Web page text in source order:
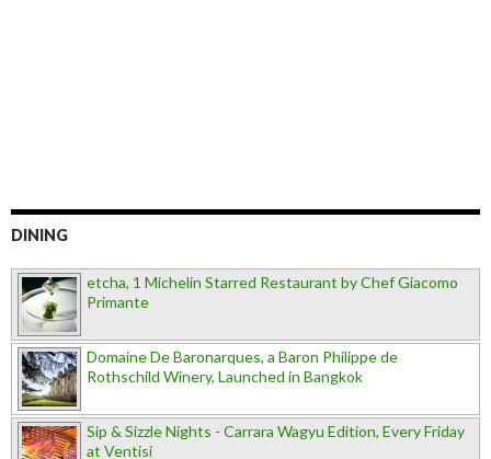
DINING
etcha, 1 Michelin Starred Restaurant by Chef Giacomo
Primante
Domaine De Baronarques, a Baron Philippe de
Rothschild Winery, Launched in Bangkok
Sip & Sizzle Nights - Carrara Wagyu Edition, Every Friday
at Ventisi